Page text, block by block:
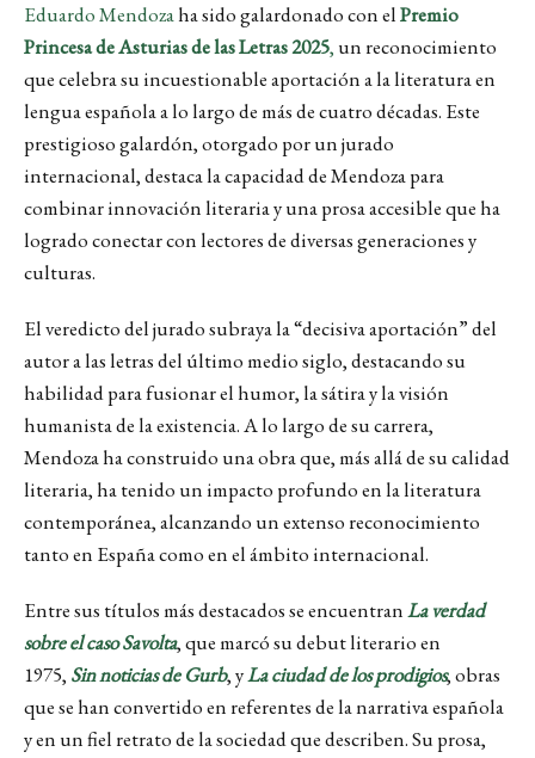
Eduardo Mendozaha sido galardonado con elPremio
Princesa de Asturias de las Letras 2025, un reconocimiento
que celebra su incuestionable aportación a la literatura en
lengua española a lo largo de más de cuatro décadas. Este
prestigioso galardón, otorgado por un jurado
internacional, destaca la capacidad de Mendoza para
combinar innovación literaria y una prosa accesible que ha
logrado conectar con lectores de diversas generaciones y
culturas.
El veredicto del jurado subraya la “decisiva aportación” del
autor a las letras del último medio siglo, destacando su
habilidad para fusionar el humor, la sátira y la visión
humanista de la existencia. A lo largo de su carrera,
Mendoza ha construido una obra que, más allá de su calidad
literaria, ha tenido un impacto profundo en la literatura
contemporánea, alcanzando un extenso reconocimiento
tanto en España como en el ámbito internacional.
Entre sus títulos más destacados se encuentranLa verdad
sobre el caso Savolta, que marcó su debut literario en
1975, Sin noticias de Gurb, yLa ciudad de los prodigios, obras
que se han convertido en referentes de la narrativa española
y en un fiel retrato de la sociedad que describen. Su prosa,